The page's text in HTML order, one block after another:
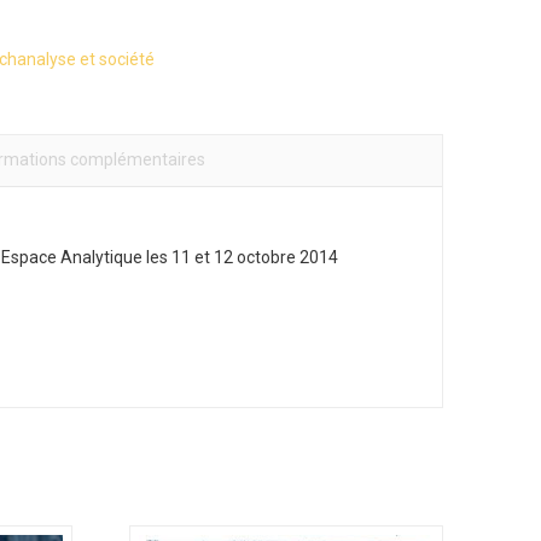
et société
complémentaires
Analytique les 11 et 12 octobre 2014